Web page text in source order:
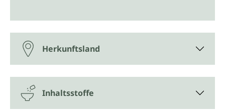
Herkunftsland
Inhaltsstoffe